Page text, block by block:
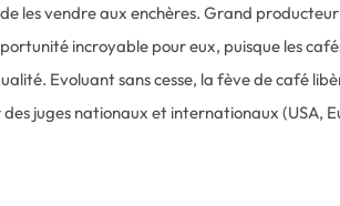
les vendre aux enchères. Grand
incroyable pour eux, puisque les
Evoluant sans cesse, la fève de café
juges nationaux et internationaux (USA,